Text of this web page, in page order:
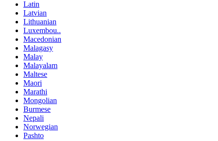
Latin
Latvian
Lithuanian
Luxembou..
Macedonian
Malagasy
Malay
Malayalam
Maltese
Maori
Marathi
Mongolian
Burmese
Nepali
Norwegian
Pashto